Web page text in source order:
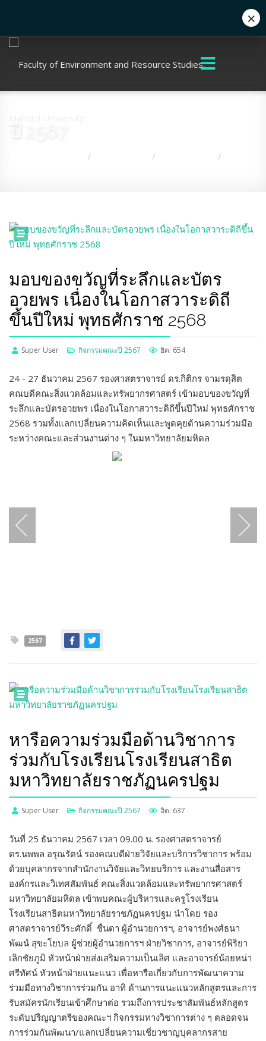
ปี 2567
/ / /
มอบของขวัญที่ระลึกและบัตร
อวยพร เนื่องในโอกาสวาระดิถี
ขึ้นปีใหม่ พุทธศักราช 2568
Super User กิจกรรมคณะปี 2567 ฮิต: 654
24 - 27 ธันวาคม 2567 รองศาสตราจารย์ ดร.กิติกร จามรดุสิต
คณบดีคณะสิ่งแวดล้อมและทรัพยากรศาสตร์ เข้ามอบของขวัญที่
ระลึกและบัตรอวยพร เนื่องในโอกาสวาระดิถีขึ้นปีใหม่ พุทธศักราช
2568 รวมทั้งแลกเปลี่ยนความคิดเห็นและพูดคุยด้านความร่วมมือ
ระหว่างคณะและส่วนงานต่าง ๆ ในมหาวิทยาลัยมหิดล
2567
หารือความร่วมมือด้านวิชาการ
ร่วมกับโรงเรียนโรงเรียนสาธิต
มหาวิทยาลัยราชภัฏนครปฐม
Super User กิจกรรมคณะปี 2567 ฮิต: 637
วันที่ 25 ธันวาคม 2567 เวลา 09.00 น. รองศาสตราจารย์
ดร.นพพล อรุณรัตน์ รองคณบดีฝ่ายวิจัยและบริการวิชาการ พร้อม
ด้วยบุคลากรจากสำนักงานวิจัยและวิทยบริการ และงานสื่อสาร
องค์กรและวิเทศสัมพันธ์ คณะสิ่งแวดล้อมและทรัพยากรศาสตร์
มหาวิทยาลัยมหิดล เข้าพบคณะผู้บริหารและครูโรงเรียน
โรงเรียนสาธิตมหาวิทยาลัยราชภัฏนครปฐม นำโดย รอง
ศาสตราจารย์วีระศักดิ์ ชื่นตา ผู้อำนวยการฯ, อาจารย์พงศ์ธนา
พัฒน์ สุขะโยบล ผู้ช่วยผู้อำนวยการฯ ฝ่ายวิชาการ, อาจารย์พิริยา
เลิกชัยภูมิ หัวหน้าฝ่ายส่งเสริมความเป็นเลิศ และอาจารย์น้อยหน่า
ศรีทัศน์ หัวหน้าฝ่ายแนะแนว เพื่อหารือเกี่ยวกับการพัฒนาความ
ร่วมมือทางวิชาการร่วมกัน อาทิ ด้านการแนะแนวหลักสูตรและการ
รับสมัครนักเรียนเข้าศึกษาต่อ รวมถึงการประชาสัมพันธ์หลักสูตร
ระดับปริญญาตรีของคณะฯ กิจกรรมทางวิชาการต่าง ๆ ตลอดจน
การร่วมกันพัฒนา/แลกเปลี่ยนความเชี่ยวชาญบุคลากรสาย
×